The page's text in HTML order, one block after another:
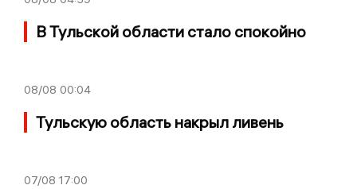
В Тульской области стало спокойно
08/08 00:04
Тульскую область накрыл ливень
07/08 17:00